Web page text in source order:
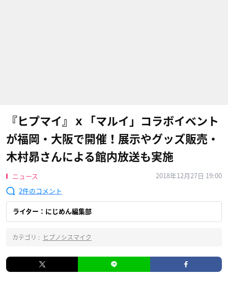
『ヒプマイ』ｘ「マルイ」コラボイベント
が福岡・大阪で開催！展示やグッズ販売・
木村昴さんによる館内放送も実施
ニュース
2018年12月27日 19:00
2
ライター：にじめん編集部
カテゴリ : ヒプノシスマイク